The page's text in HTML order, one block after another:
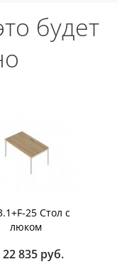
будет
25 Стол с
люком
22 835 руб.